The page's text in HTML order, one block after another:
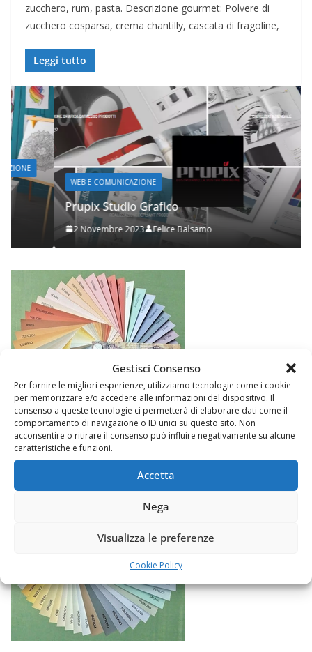
Gestisci Consenso
Per fornire le migliori esperienze, utilizziamo tecnologie come i cookie
per memorizzare e/o accedere alle informazioni del dispositivo. Il
consenso a queste tecnologie ci permetterà di elaborare dati come il
comportamento di navigazione o ID unici su questo sito. Non
acconsentire o ritirare il consenso può influire negativamente su alcune
caratteristiche e funzioni.
Accetta
Nega
Visualizza le preferenze
Cookie Policy
zucchero, rum, pasta. Descrizione gourmet: Polvere di
zucchero cosparsa, crema chantilly, cascata di fragoline,
Leggi tutto
WEB E COMUNICAZIONE
Prupix Studio Grafico
2 Novembre 2023 Felice Balsamo